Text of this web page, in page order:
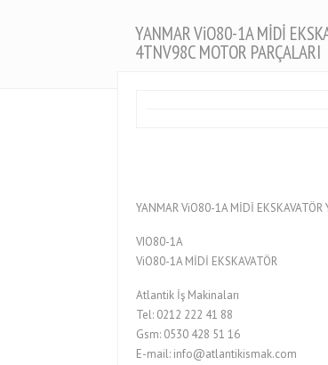
YANMAR ViO80-1A MİDİ
4TNV98C MOTOR PARÇALARI
YANMAR ViO80-1A MİDİ EKSKAVATÖR
VIO80-1A
ViO80-1A MİDİ EKSKAVATÖR
Atlantik İş Makinaları
Tel: 0212 222 41 88
Gsm: 0530 428 51 16
E-mail: info@atlantikismak.com